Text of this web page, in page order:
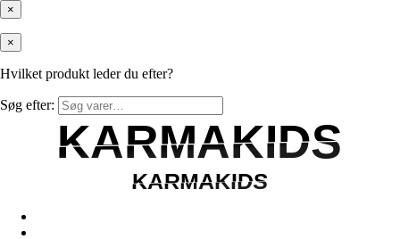
×
×
Hvilket produkt leder du efter?
Søg efter:
KARMAKIDS
KARMAKIDS
KARMAKIDS
KARMAKIDS